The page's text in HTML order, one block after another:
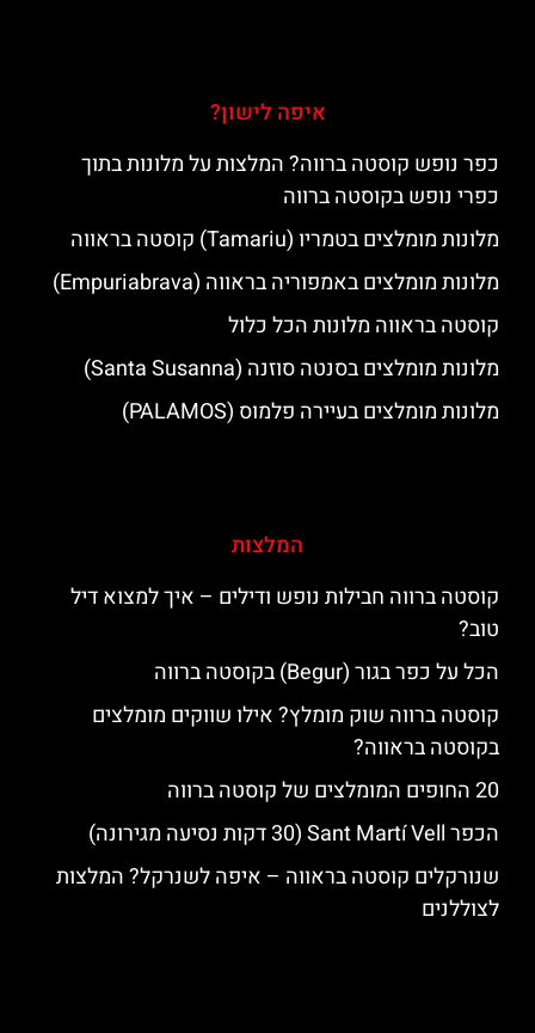
איפה לישון?
כפר נופש קוסטה ברווה? המלצות על מלונות בתוך
כפרי נופש בקוסטה ברווה
מלונות מומלצים בטמריו (Tamariu) קוסטה בראווה
מלונות מומלצים באמפוריה בראווה (Empuriabrava)
קוסטה בראווה מלונות הכל כלול
מלונות מומלצים בסנטה סוזנה (Santa Susanna)
מלונות מומלצים בעיירה פלמוס (PALAMOS)
המלצות
קוסטה ברווה חבילות נופש ודילים – איך למצוא דיל
טוב?
הכל על כפר בגור (Begur) בקוסטה ברווה
קוסטה ברווה שוק מומלץ? אילו שווקים מומלצים
בקוסטה בראווה?
20 החופים המומלצים של קוסטה ברווה
הכפר Sant Martí Vell (30 דקות נסיעה מגירונה)
שנורקלים קוסטה בראווה – איפה לשנרקל? המלצות
לצוללנים